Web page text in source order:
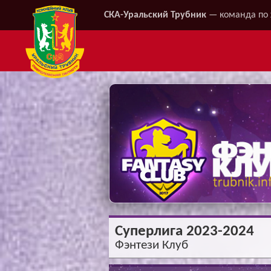
СКА-Уральский Трубник — команда по
Суперлига 2023-2024
Фэнтези Клуб